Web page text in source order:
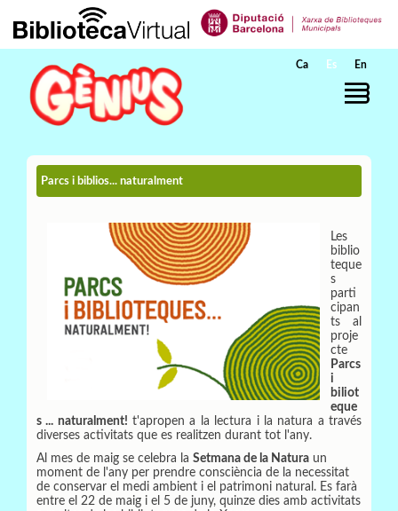
Saltar al contenido principal
Ca Es En
Parcs i biblios... naturalment
Les
biblio
teque
s
parti
cipan
ts al
proje
cte
Parcs
i
biliot
eque
s ... naturalment! t'apropen a la lectura i la natura a través
diverses activitats que es realitzen durant tot l'any.
Al mes de maig se celebra la Setmana de la Natura un
moment de l'any per prendre consciència de la necessitat
de conservar el medi ambient i el patrimoni natural. Es farà
entre el 22 de maig i el 5 de juny, quinze dies amb activitats